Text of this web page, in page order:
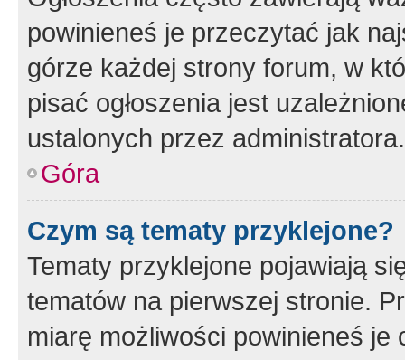
powinieneś je przeczytać jak
górze każdej strony forum, w
pisać ogłoszenia jest
ustalonych przez administratora.
Góra
Czym są tematy przyklejone?
Tematy przyklejone pojawiają
tematów na pierwszej stronie.
miarę możliwości powinieneś je